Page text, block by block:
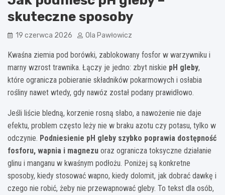
skuteczne sposoby
19 czerwca 2026 Ola Pawłowicz
Kwaśna ziemia pod borówki, zablokowany fosfor w warzywniku i
marny wzrost trawnika. Łączy je jedno: zbyt niskie pH gleby,
które ogranicza pobieranie składników pokarmowych i osłabia
rośliny nawet wtedy, gdy nawóz został podany prawidłowo.
Jeśli liście bledną, korzenie rosną słabo, a nawożenie nie daje
efektu, problem często leży nie w braku azotu czy potasu, tylko w
odczynie. Podniesienie pH gleby szybko poprawia dostępność
fosforu, wapnia i magnezu oraz ogranicza toksyczne działanie
glinu i manganu w kwaśnym podłożu. Poniżej są konkretne
sposoby, kiedy stosować wapno, kiedy dolomit, jak dobrać dawkę i
czego nie robić, żeby nie przewapnować gleby. To tekst dla osób,